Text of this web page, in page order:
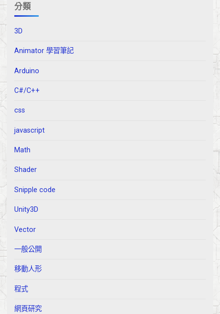
分類
3D
Animator 學習筆記
Arduino
C#/C++
css
javascript
Math
Shader
Snipple code
Unity3D
Vector
一般公開
移動人形
程式
網頁研究